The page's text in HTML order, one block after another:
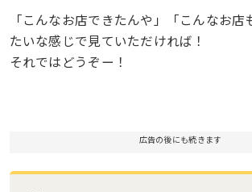
「こんなお店できたんや」「こんなお
たいな感じで見ていただければ！
それではどうぞー！
広告の後にも続きます